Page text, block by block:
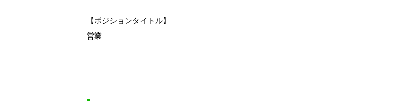
【ポジションタイトル】
営業